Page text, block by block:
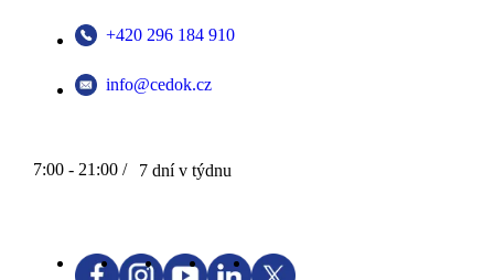
+420 296 184 910
info@cedok.cz
7:00 - 21:00 / 7 dní v týdnu